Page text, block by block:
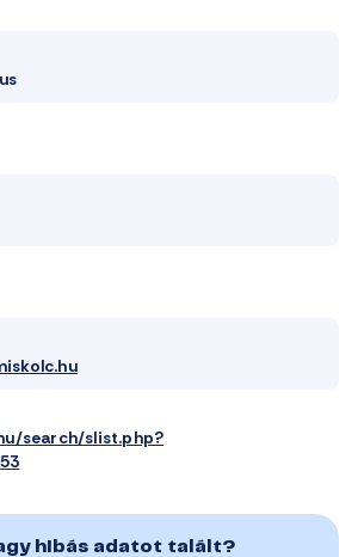
search/slist.php?
hibás adatot talált?